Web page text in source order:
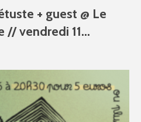
+ guest @ Le
// vendredi 11...